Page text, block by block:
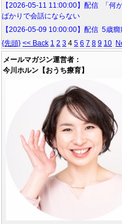
【2026-05-11 11:00:00】配信 「何
ばかりで会話にならない
【2026-05-09 10:00:00】配信 5歳
{先頭} << Back 1 2 3 4 5 6 7 8 9 10
メールマガジン運営者：
今川ホルン【おうち療育】